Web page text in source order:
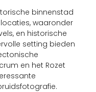
binnenstad
waaronder
en historische
setting bieden
en het Rozet